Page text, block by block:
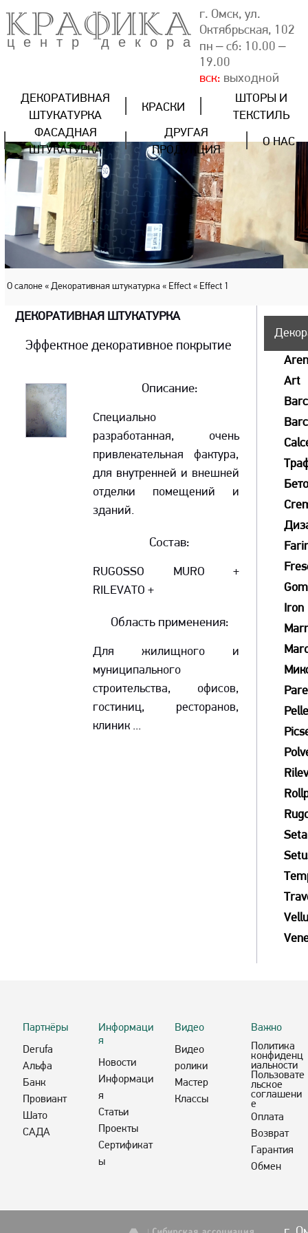
КРАФИКА
центр декора
г. Омск, ул.
Октябрьская, 102
пн – сб: 10.00 –
19.00
вск: выходной
ДЕКОРАТИВНАЯ
ШТУКАТУРКА
КРАСКИ
ШТОРЫ И
ТЕКСТИЛЬ
ФАСАДНАЯ
ШТУКАТУРКА
ДРУГАЯ
ПРОДУКЦИЯ
О НАС
О салоне « Декоративная штукатурка « Effect « Effect 1
ДЕКОРАТИВНАЯ ШТУКАТУРКА
Эффектное декоративное покрытие
Описание:
Специально
разработанная, очень
привлекательная фактура,
для внутренней и внешней
отделки помещений и
зданий.
Состав:
RUGOSSO MURO +
RILEVATO +
Область применения:
Для жилищного и
муниципального
строительства, офисов,
гостиниц, ресторанов,
клиник ...
Art
Iron
Pelle
Seta
Партнёры
Derufa
Альфа
Банк
Провиант
Шато
САДА
Информаци
я
Новости
Информаци
я
Статьи
Проекты
Сертификат
ы
Видео
Видео
ролики
Мастер
Классы
Важно
Политика
конфиденц
иальности
Пользовате
льское
соглашени
е
Оплата
Возврат
Гарантия
Обмен